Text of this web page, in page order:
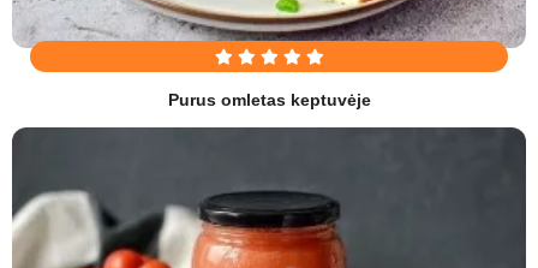
Purus omletas keptuvėje